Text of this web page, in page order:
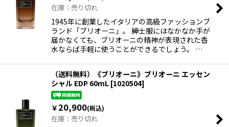
在庫：売り切れ
1945年に創業したイタリアの高級ファッションブ
ランド「ブリオーニ」。 紳士服にはなかなか手が
届かなくても、ブリオーニの精神が表現された香
水ならば手軽に使うことができるでしょう。 …
（送料無料）《ブリオーニ》ブリオーニ エッセン
シャル EDP 60mL [1020504]
￥ 20,900(税込)
在庫：売り切れ